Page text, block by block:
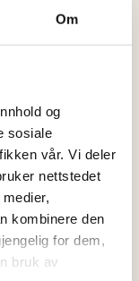
Om
og
sosiale
vår. Vi deler
nettstedet
kombinere den
for dem,
bruk av